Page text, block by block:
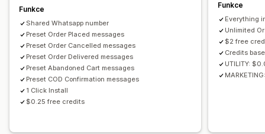
Funkce
Shared Whatsapp number
Preset Order Placed messages
Preset Order Cancelled messages
Preset Order Delivered messages
Preset Abandoned Cart messages
Preset COD Confirmation messages
1 Click Install
$0.25 free credits
Funkce
Everything
Unlimited
$2 free
Credits
UTILITY: